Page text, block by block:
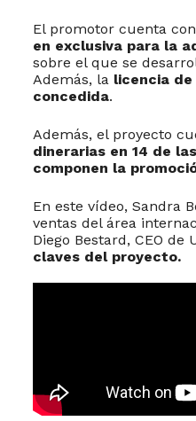
El promotor cuenta
en exclusiva para la
sobre el que se
Además, la licencia
concedida.
Además, el proyecto
dinerarias en 14 de
componen la
En este vídeo, Sandra
ventas del área
Diego Bestard, CEO de
claves del proyecto.